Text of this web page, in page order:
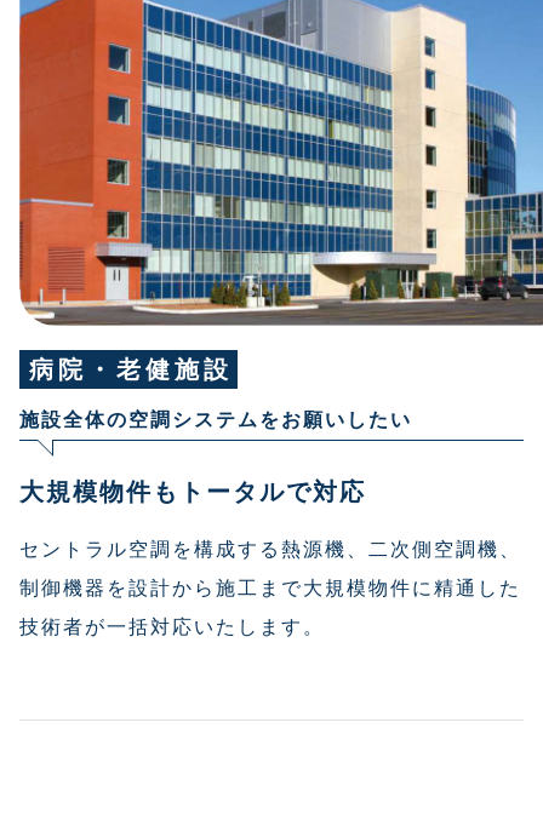
病院・老健施設
施設全体の空調システムをお願いしたい
大規模物件もトータルで対応
セントラル空調を構成する熱源機、二次側空調機、
制御機器を設計から施工まで大規模物件に精通した
技術者が一括対応いたします。